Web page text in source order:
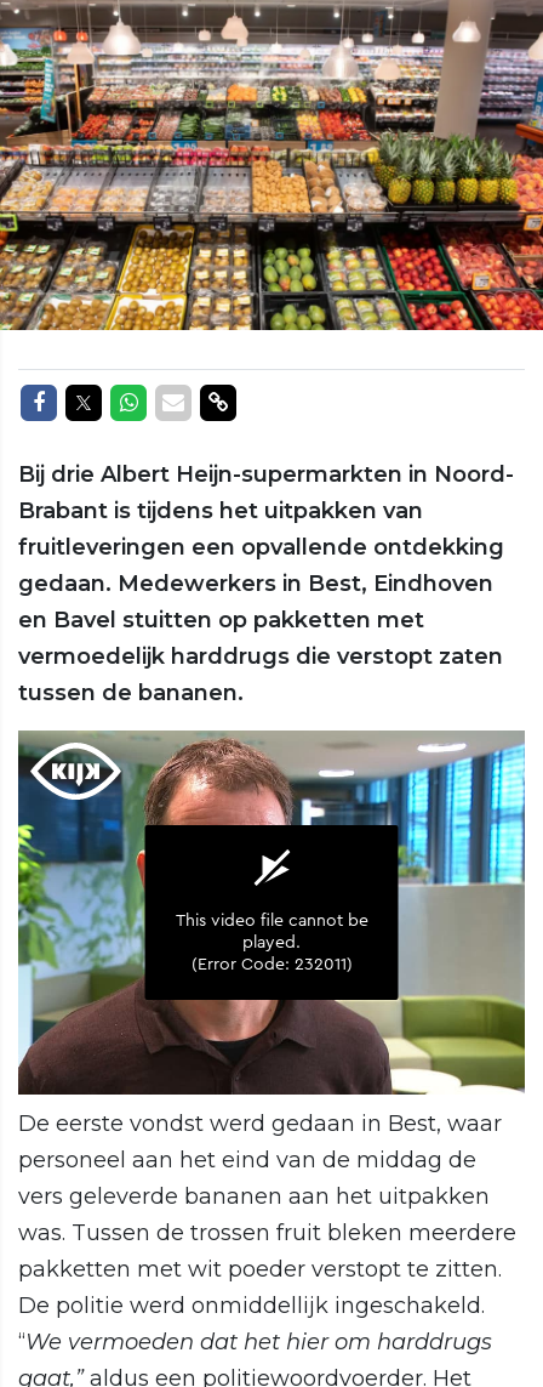
Delen op Facebook
Delen op Twitter
Delen op Whatsapp
Delen via Mail
Delen via link
Bij drie Albert Heijn-supermarkten in Noord-
Brabant is tijdens het uitpakken van
fruitleveringen een opvallende ontdekking
gedaan. Medewerkers in Best, Eindhoven
en Bavel stuitten op pakketten met
vermoedelijk harddrugs die verstopt zaten
tussen de bananen.
De eerste vondst werd gedaan in Best, waar
personeel aan het eind van de middag de
vers geleverde bananen aan het uitpakken
was. Tussen de trossen fruit bleken meerdere
pakketten met wit poeder verstopt te zitten.
De politie werd onmiddellijk ingeschakeld.
“We vermoeden dat het hier om harddrugs
gaat,”aldus een politiewoordvoerder. Het